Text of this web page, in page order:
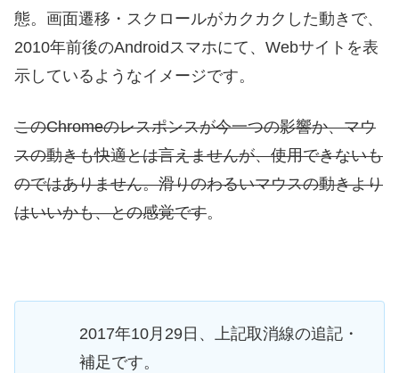
態。画面遷移・スクロールがカクカクした動きで、
2010年前後のAndroidスマホにて、Webサイトを表
示しているようなイメージです。
このChromeのレスポンスが今一つの影響か、マウ
スの動きも快適とは言えませんが、使用できないも
のではありません。滑りのわるいマウスの動きより
はいいかも、との感覚です。
2017年10月29日、上記取消線の追記・
補足です。